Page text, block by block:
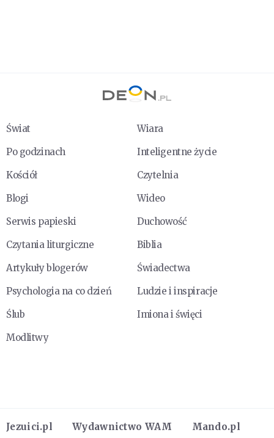
Świat
Wiara
Po godzinach
Inteligentne życie
Kościół
Czytelnia
Blogi
Wideo
Serwis papieski
Duchowość
Czytania liturgiczne
Biblia
Artykuły blogerów
Świadectwa
Psychologia na co dzień
Ludzie i inspiracje
Ślub
Imiona i święci
Modlitwy
Jezuici.pl Wydawnictwo WAM Mando.pl